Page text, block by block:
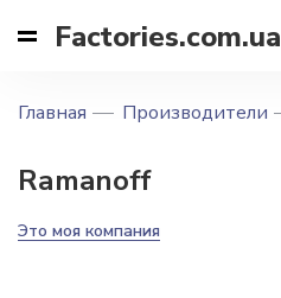
Factories.com.ua
Главная Производители
Rаmanoff
Это моя компания